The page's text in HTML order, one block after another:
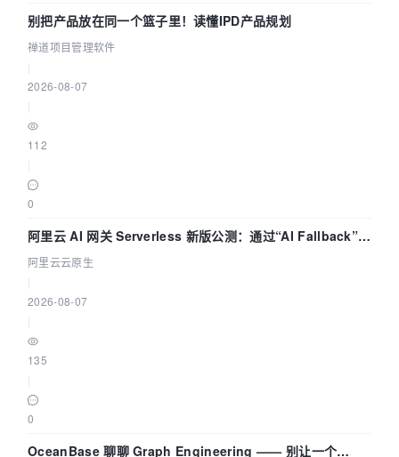
别把产品放在同一个篮子里！读懂IPD产品规划
禅道项目管理软件
2026-08-07
112
0
阿里云 AI 网关 Serverless 新版公测：通过“AI Fallback”与
拓扑可视化构建 AI 流量治理底座
阿里云云原生
2026-08-07
135
0
OceanBase 聊聊 Graph Engineering —— 别让一个